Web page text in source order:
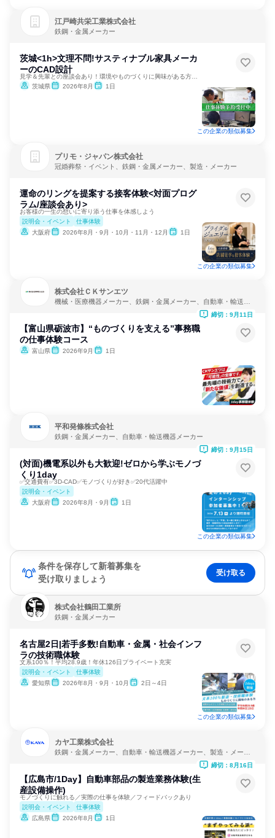
江戸崎共栄工業株式会社
鉄鋼・金属メーカー
茨城<1h>文理不問!サスティナブル家具メーカ
ーのCAD設計
茨城県
2026年8月 1日
この企業の類似募集
プリモ・ジャパン株式会社
冠婚葬祭・イベント、鉄鋼・金属メーカー、製造・メーカー
運命のリングを提案する接客体験<対面プログ
ラム/座談会あり>
お客様の一生の想いに寄り添う仕事を体感しよう
説明会・イベント
仕事体験
大阪府
2026年8月・9月・10月・11月・12月 1日
この企業の類似募集
株式会社ＣＫサンエツ
機械・医療機器メーカー、鉄鋼・金属メーカー、自動車・輸送機
【富山県砺波市】“ものづくりを支える”事務職
の仕事体験コース
富山県 2026年9月 1日
締切：9月11日
平和発條株式会社
鉄鋼・金属メーカー、自動車・輸送機器メーカー
(対面)機電系以外も大歓迎!ゼロから学ぶモノづ
くり1day
✅交通費有✅3D-CAD✅モノづくりが好き✅20代活躍中
説明会・イベント
大阪府
2026年8月・9月 1日
締切：9月15日
この企業の類似募集
条件を保存して新着募集を
受け取りましょう
受け取る
株式会社鶴田工業所
鉄鋼・金属メーカー
名古屋2日|若手多数!自動車・金属・社会インフ
ラの技術職体験
文系100％！平均28.9歳！年休126日プライベート充実
説明会・イベント
仕事体験
愛知県
2026年8月・9月・10月 2日～4日
この企業の類似募集
カヤ工業株式会社
鉄鋼・金属メーカー、自動車・輸送機器メーカー、製造・メーカ
【広島市/1Day】自動車部品の製造業務体験(生
産設備操作)
モノづくりに触れる／実際の仕事を体験／フィードバックあり
説明会・イベント
仕事体験
広島県
2026年8月 1日
締切：8月16日